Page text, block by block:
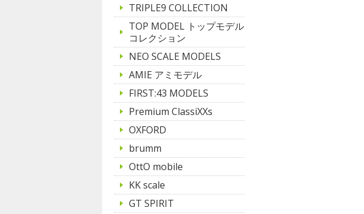
TRIPLE9 COLLECTION
TOP MODEL トップモデル
コレクション
NEO SCALE MODELS
AMIE アミモデル
FIRST:43 MODELS
Premium ClassiXXs
OXFORD
brumm
OttO mobile
KK scale
GT SPIRIT